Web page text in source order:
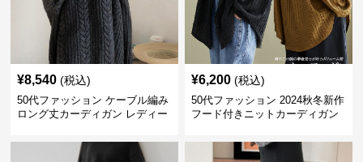
¥8,540 (税込)
50代ファッション ケーブル編み
ロング丈カーディガン レディー
¥6,200 (税込)
50代ファッション 2024秋冬新作
フード付きニットカーディガン